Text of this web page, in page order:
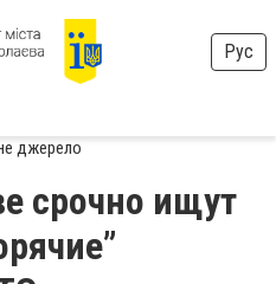
Рус
джерело
срочно ищут